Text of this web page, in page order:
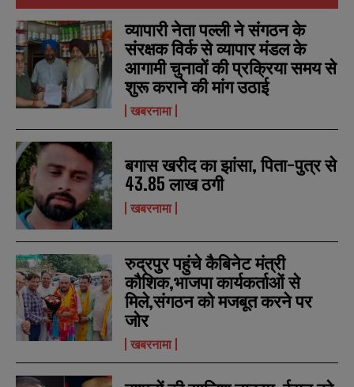
m
e
*
E
m
a
i
l
N
u
b
m
e
*
E
m
a
i
l
N
u
b
व्यापारी नेता पल्ली ने संगठन के
संरक्षक विर्क से व्यापार मंडल के
आगामी चुनावों की प्रक्रिया समय से
शुरू कराने की मांग उठाई
खबरनामा
बगास खरीद का झांसा, पिता-पुत्र से
43.85 लाख ठगी
खबरनामा
रुद्रपुर पहुंचे कैबिनेट मंत्री
कौशिक,भाजपा कार्यकर्ताओं से
मिले,संगठन को मजबूत करने पर
जोर
खबरनामा